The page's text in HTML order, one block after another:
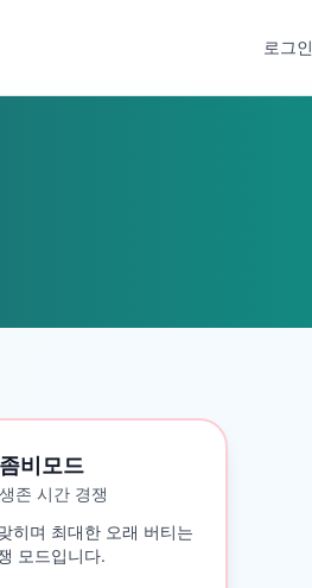
로그인
좀비모드
생존 시간 경쟁
히며 최대한 오래 버티는
모드입니다.